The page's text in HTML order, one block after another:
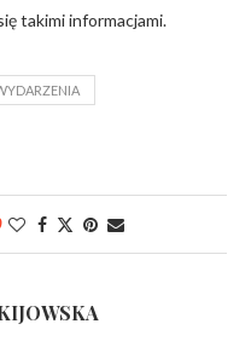
takimi informacjami.